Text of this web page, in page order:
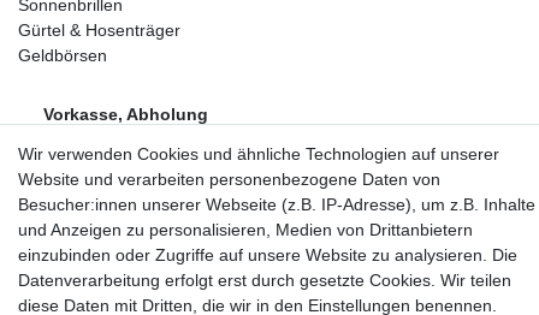
Sonnenbrillen
Gürtel & Hosenträger
Geldbörsen
Vorkasse, Abholung
Partner
Wir verwenden Cookies und ähnliche Technologien auf unserer
Website und verarbeiten personenbezogene Daten von
Besucher:innen unserer Webseite (z.B. IP-Adresse), um z.B. Inhalte
und Anzeigen zu personalisieren, Medien von Drittanbietern
einzubinden oder Zugriffe auf unsere Website zu analysieren. Die
Datenverarbeitung erfolgt erst durch gesetzte Cookies. Wir teilen
diese Daten mit Dritten, die wir in den Einstellungen benennen.